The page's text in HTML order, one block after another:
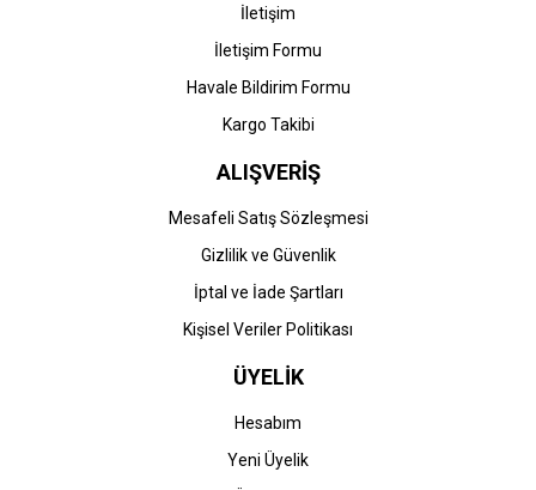
İletişim
İletişim Formu
Havale Bildirim Formu
Kargo Takibi
ALIŞVERİŞ
Mesafeli Satış Sözleşmesi
Gizlilik ve Güvenlik
İptal ve İade Şartları
Kişisel Veriler Politikası
ÜYELİK
Hesabım
Yeni Üyelik